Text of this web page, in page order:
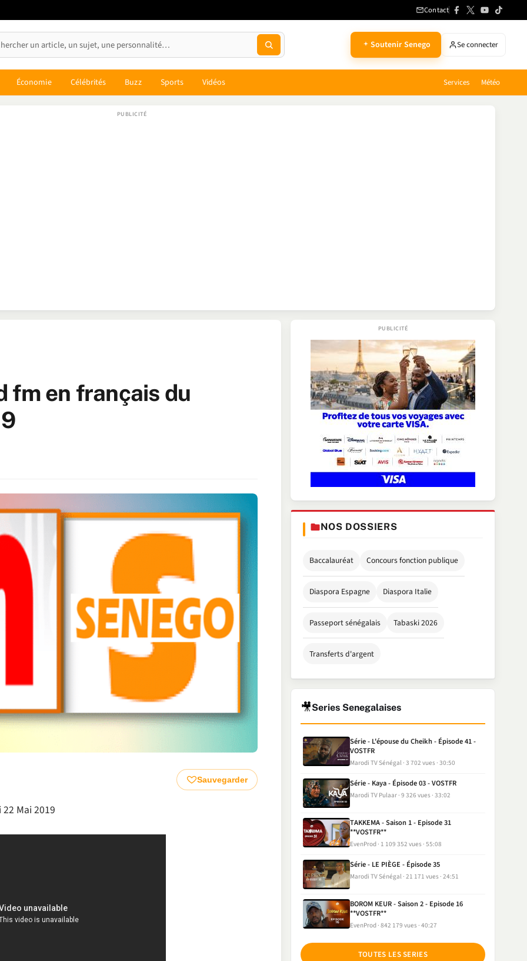
Contact
Soutenir Senego Se connecter
Économie Célébrités Buzz Sports Vidéos Services Météo
fm en français du
Sauvegarder
Mai 2019
NOS DOSSIERS
Baccalauréat Concours fonction publique
Diaspora Espagne Diaspora Italie
Passeport sénégalais Tabaski 2026
Transferts d'argent
🎥Series Senegalaises
Série - L'épouse du Cheikh - Épisode 41 -
VOSTFR
Marodi TV Sénégal 3 702 vues 30:50
Série - Kaya - Épisode 03 - VOSTFR
Marodi TV Pulaar 9 326 vues 33:02
TAKKEMA - Saison 1 - Episode 31
**VOSTFR**
EvenProd 1 109 352 vues 55:08
Série - LE PIÈGE - Épisode 35
Marodi TV Sénégal 21 171 vues 24:51
BOROM KEUR - Saison 2 - Episode 16
**VOSTFR**
EvenProd 842 179 vues 40:27
TOUTES LES SERIES